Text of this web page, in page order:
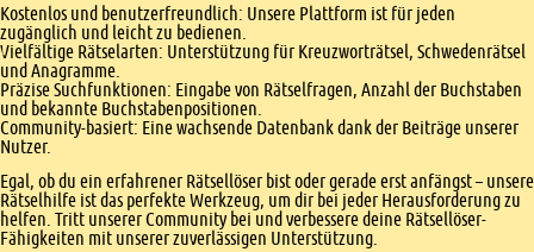
Kostenlos und benutzerfreundlich: Unsere Plattform ist für jeden
zugänglich und leicht zu bedienen.
Vielfältige Rätselarten: Unterstützung für Kreuzworträtsel, Schwedenrätsel
und Anagramme.
Präzise Suchfunktionen: Eingabe von Rätselfragen, Anzahl der Buchstaben
und bekannte Buchstabenpositionen.
Community-basiert: Eine wachsende Datenbank dank der Beiträge unserer
Nutzer.
Egal, ob du ein erfahrener Rätsellöser bist oder gerade erst anfängst – unsere
Rätselhilfe ist das perfekte Werkzeug, um dir bei jeder Herausforderung zu
helfen. Tritt unserer Community bei und verbessere deine Rätsellöser-
Fähigkeiten mit unserer zuverlässigen Unterstützung.